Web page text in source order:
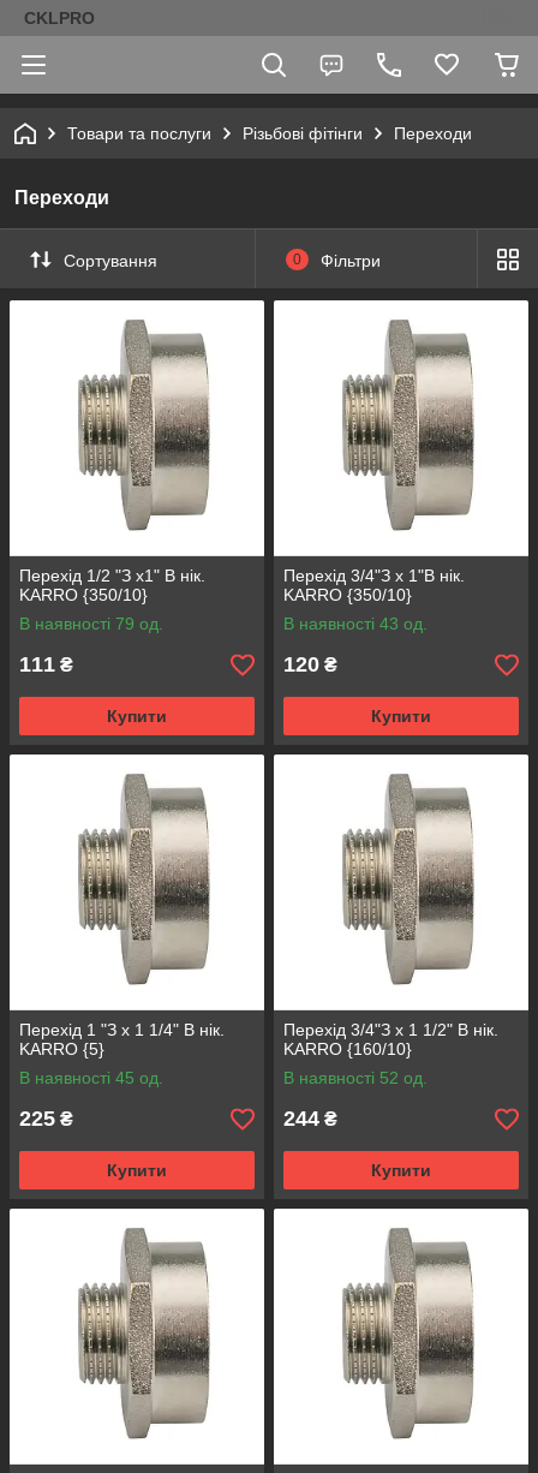
CKLPRO
Товари та послуги Різьбові фітінги Переходи
Переходи
Сортування 0 Фільтри
Перехід 1/2 "З x1" В нік.
KARRO {350/10}
В наявності 79 од.
111 ₴
Купити
Перехід 3/4"З х 1"В нік.
KARRO {350/10}
В наявності 43 од.
120 ₴
Купити
Перехід 1 "З x 1 1/4" В нік.
KARRO {5}
В наявності 45 од.
225 ₴
Купити
Перехід 3/4"З x 1 1/2" В нік.
KARRO {160/10}
В наявності 52 од.
244 ₴
Купити